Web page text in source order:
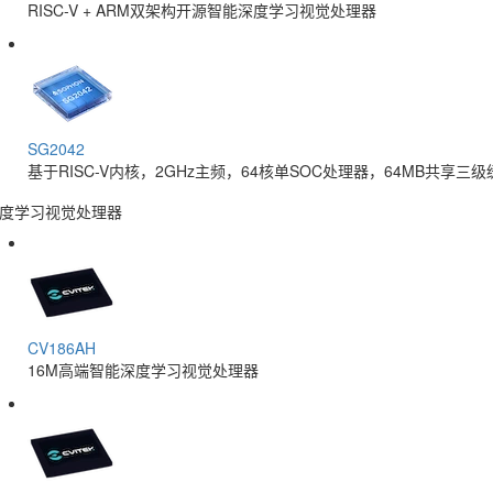
RISC-V + ARM双架构开源智能深度学习视觉处理器
SG2042
基于RISC-V内核，2GHz主频，64核单SOC处理器，64MB共享三级
学习视觉处理器
CV186AH
16M高端智能深度学习视觉处理器